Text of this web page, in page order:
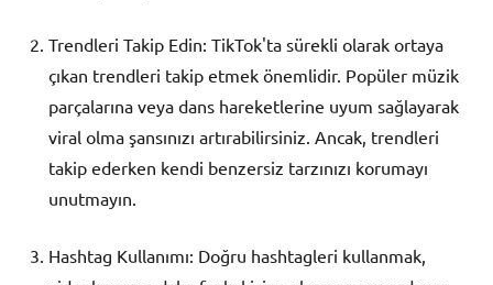
Trendleri Takip Edin: TikTok'ta sürekli olarak ortaya
çıkan trendleri takip etmek önemlidir. Popüler müzik
parçalarına veya dans hareketlerine uyum sağlayarak
viral olma şansınızı artırabilirsiniz. Ancak, trendleri
takip ederken kendi benzersiz tarzınızı korumayı
unutmayın.
Hashtag Kullanımı: Doğru hashtagleri kullanmak,